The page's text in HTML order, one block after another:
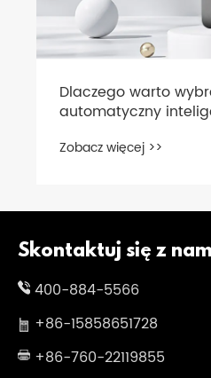
Skontaktuj się z
400-884-5566
+86-15858651728
+86-760-22119855